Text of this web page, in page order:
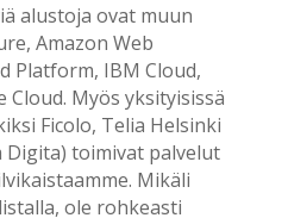
alustoja ovat muun
Amazon Web
Platform, IBM Cloud,
Cloud. Myös yksityisissä
Ficolo, Telia Helsinki
Digita) toimivat palvelut
Mikäli
ole rohkeasti